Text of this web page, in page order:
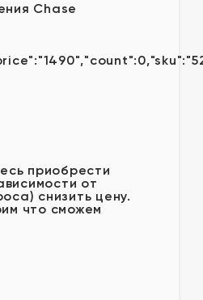
Chase
приобрести
от
снизить цену.
что сможем